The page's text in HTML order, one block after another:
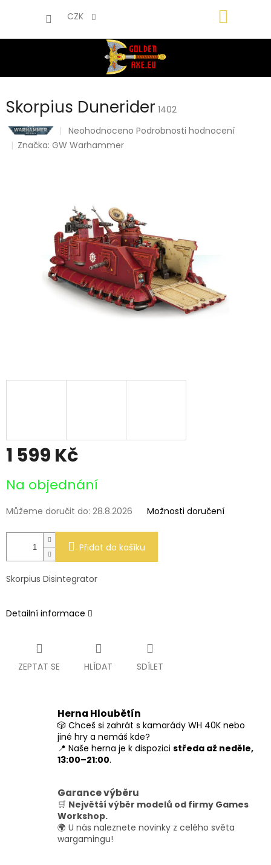
CZK
Skorpius Dunerider 1402
Průměrné
hodnocení
hvězdiček.
Neohodnoceno Podrobnosti hodnocení
Značka:GW Warhammer
1 599 Kč
cena:
Na objednání
Můžeme doručit do: 28.8.2026 Možnosti doručení
Přidat do košíku
Skorpius Disintegrator
Detailní informace
ZEPTAT SE HLÍDAT SDÍLET
Herna Hloubětín
🎲 Chceš si zahrát s kamarády WH 40K nebo
jiné hry a nemáš kde?
📍 Naše herna je k dispozici středa až neděle,
13:00–21:00.
Garance výběru
🛒 Největší výběr modelů od firmy Games
Workshop.
🌍 U nás naleznete novinky z celého světa
wargamingu!